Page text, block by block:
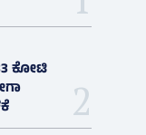
ಕೋಟಿ